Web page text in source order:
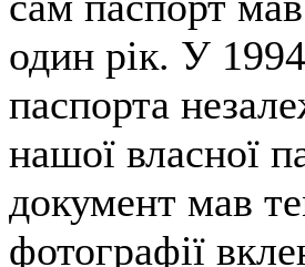
один рік. У
паспорта
нашої власної
документ мав
фотографії